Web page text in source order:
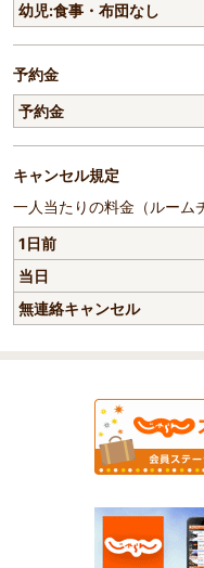
幼児:食事・布団なし
予約金
予約金
キャンセル規定
一人当たりの料金（ルーム
1日前
当日
無連絡キャンセル